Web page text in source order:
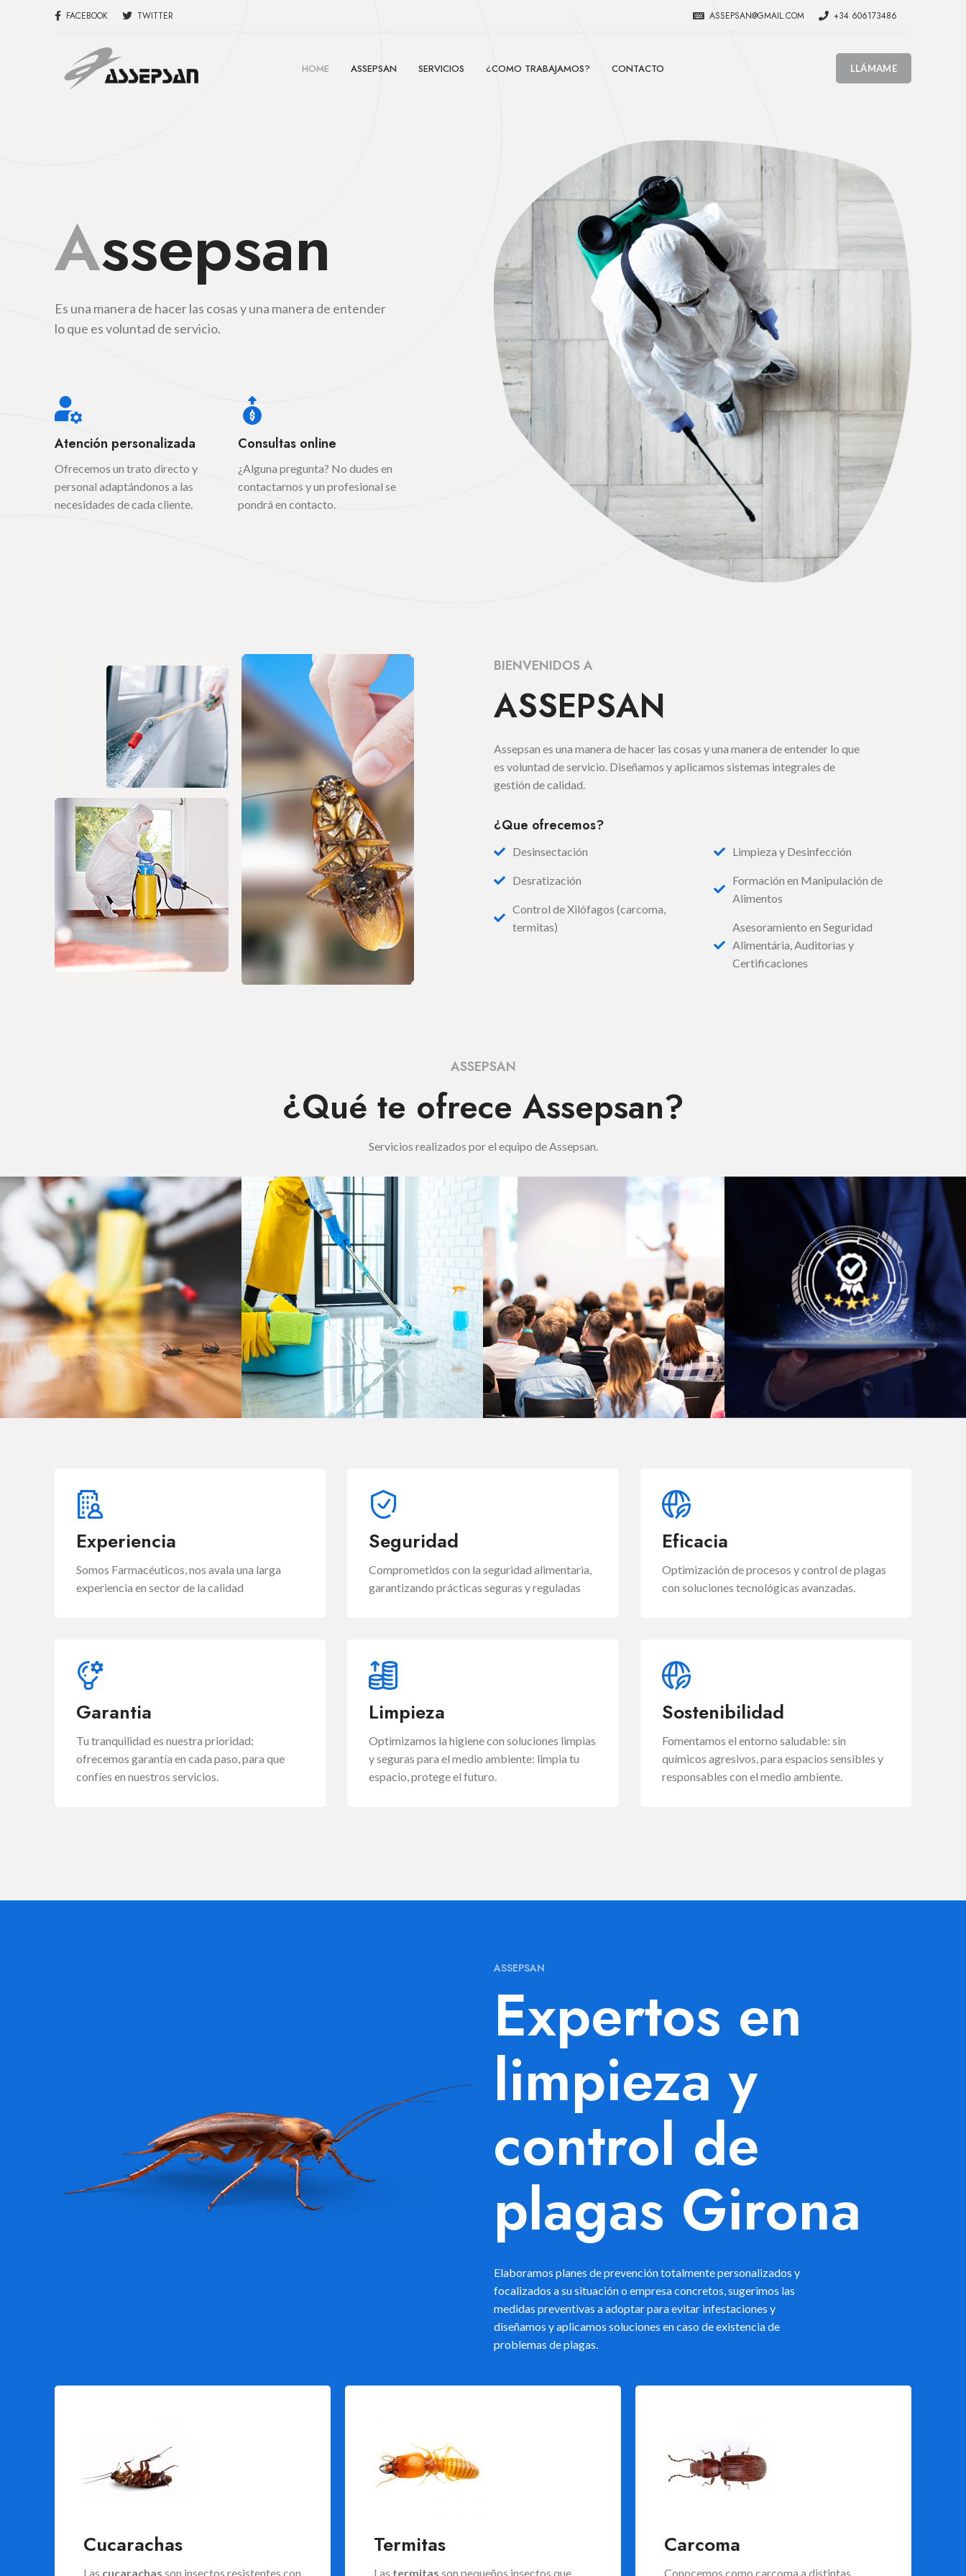
FACEBOOK TWITTER ASSEPSAN@GMAIL.COM +34 606173486
HOME ASSEPSAN SERVICIOS ¿COMO TRABAJAMOS? CONTACTO LLÁMAME
Assepsan
Es una manera de hacer las cosas y una manera de entender
lo que es voluntad de servicio.
Atención personalizada
Ofrecemos un trato directo y
personal adaptándonos a las
necesidades de cada cliente.
Consultas online
¿Alguna pregunta? No dudes en
contactarnos y un profesional se
pondrá en contacto.
BIENVENIDOS A
ASSEPSAN
Assepsan es una manera de hacer las cosas y una manera de entender lo que
es voluntad de servicio. Diseñamos y aplicamos sistemas integrales de
gestión de calidad.
¿Que ofrecemos?
Desinsectación
Desratización
Control de Xilófagos (carcoma,
termitas)
Limpieza y Desinfección
Formación en Manipulación de
Alimentos
Asesoramiento en Seguridad
Alimentária, Auditorias y
Certificaciones
ASSEPSAN
¿Qué te ofrece Assepsan?
Servicios realizados por el equipo de Assepsan.
SERVICIOS
PLAGAS
SERVICIOS
LIMPIEZA
SERVICIOS
FORMACIÓN
SERVICIOS
AUDITORIAS Y
CERTIFICACIONES
Experiencia
Somos Farmacéuticos, nos avala una larga
experiencia en sector de la calidad
Seguridad
Comprometidos con la seguridad alimentaria,
garantizando prácticas seguras y reguladas
Eficacia
Optimización de procesos y control de plagas
con soluciones tecnológicas avanzadas.
Garantia
Tu tranquilidad es nuestra prioridad:
ofrecemos garantía en cada paso, para que
confíes en nuestros servicios.
Limpieza
Optimizamos la higiene con soluciones limpias
y seguras para el medio ambiente: limpia tu
espacio, protege el futuro.
Sostenibilidad
Fomentamos el entorno saludable: sin
químicos agresivos, para espacios sensibles y
responsables con el medio ambiente.
ASSEPSAN
Expertos en
limpieza y
control de
plagas Girona
Elaboramos planes de prevención totalmente personalizados y
focalizados a su situación o empresa concretos, sugerimos las
medidas preventivas a adoptar para evitar infestaciones y
diseñamos y aplicamos soluciones en caso de existencia de
problemas de plagas.
Cucarachas
Las cucarachas son insectos resistentes con
Termitas
Las termitas son pequeños insectos que
Carcoma
Conocemos como carcoma a distintas